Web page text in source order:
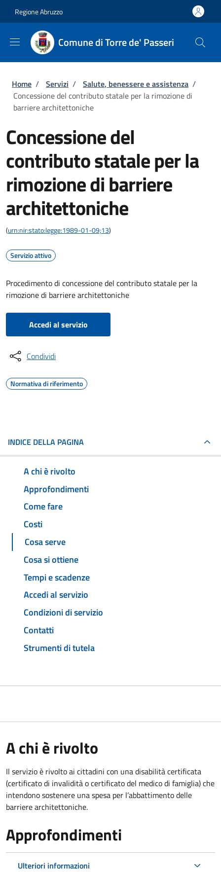
Regione Abruzzo
Comune di Torre de' Passeri
Briciole di pane
Home / Servizi / Salute, benessere e assistenza /
Concessione del contributo statale per la rimozione di
barriere architettoniche
Concessione del
contributo statale per la
rimozione di barriere
architettoniche
(urn:nir:stato:legge:1989-01-09;13)
Servizio attivo
Procedimento di concessione del contributo statale per la
rimozione di barriere architettoniche
Accedi al servizio
Condividi
Normativa di riferimento
INDICE DELLA PAGINA
A chi è rivolto
Approfondimenti
Come fare
Costi
Cosa serve
Cosa si ottiene
Tempi e scadenze
Accedi al servizio
Condizioni di servizio
Contatti
Strumenti di tutela
A chi è rivolto
Il servizio è rivolto ai cittadini con una disabilità certificata
(certificato di invalidità o certificato del medico di famiglia) che
intendono sostenere una spesa per l’abbattimento delle
barriere architettoniche.
Approfondimenti
Ulteriori informazioni